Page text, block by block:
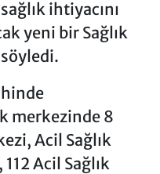
ihtiyacını
yeni bir Sağlık
merkezinde 8
Acil Sağlık
Acil Sağlık